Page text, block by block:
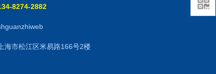
8274-2882
海市松江区米易路166号2楼